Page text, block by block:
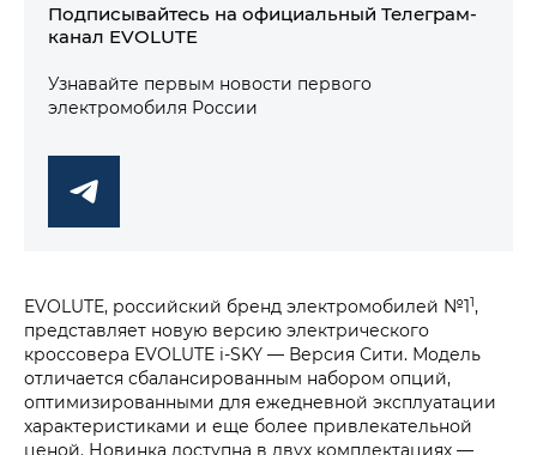
Подписывайтесь на официальный Телеграм-
канал EVOLUTE
Узнавайте первым новости первого
электромобиля России
EVOLUTE, российский бренд электромобилей №11,
представляет новую версию электрического
кроссовера EVOLUTE i‑SKY — Версия Сити. Модель
отличается сбалансированным набором опций,
оптимизированными для ежедневной эксплуатации
характеристиками и еще более привлекательной
ценой. Новинка доступна в двух комплектациях —